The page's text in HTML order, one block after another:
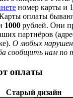
номер карты и
оплаты
1000 рублей. Они
партнёров
О любых
сообщить нам по
оплаты
Старый дизайн